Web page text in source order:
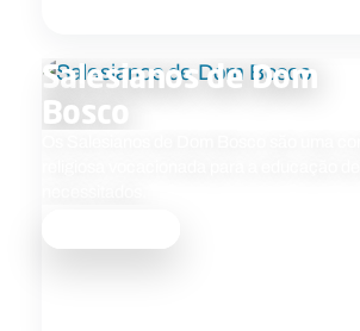
Salesianos de Dom
Bosco